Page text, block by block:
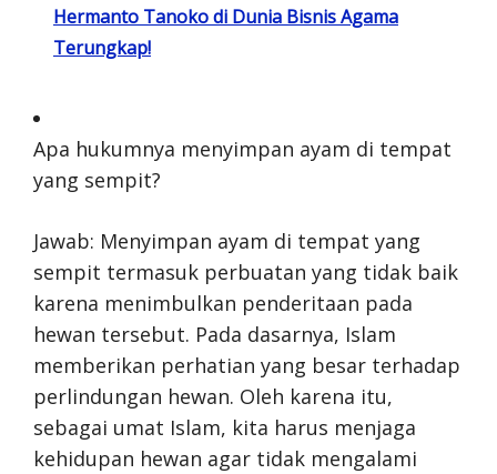
Hermanto Tanoko di Dunia Bisnis Agama
Terungkap!
Apa hukumnya menyimpan ayam di tempat
yang sempit?
Jawab: Menyimpan ayam di tempat yang
sempit termasuk perbuatan yang tidak baik
karena menimbulkan penderitaan pada
hewan tersebut. Pada dasarnya, Islam
memberikan perhatian yang besar terhadap
perlindungan hewan. Oleh karena itu,
sebagai umat Islam, kita harus menjaga
kehidupan hewan agar tidak mengalami